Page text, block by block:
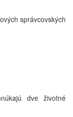
správcovských
dve životné